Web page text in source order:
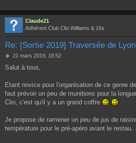
Claude21
Adhérent Club Clio Williams & 16s
Re: [Sortie 2019] Traversée de
M
s
a
g
e
21 mars 2019, 18:52
Salut à tous,
Etant novice pour l'organisation de ce genre
faut prévoir un peu de munitions pour la
Clio, c'est qu'il y a un grand coffre
Je propose de ramener un peu de jus de
température pour le pré-apéro avant le restau...